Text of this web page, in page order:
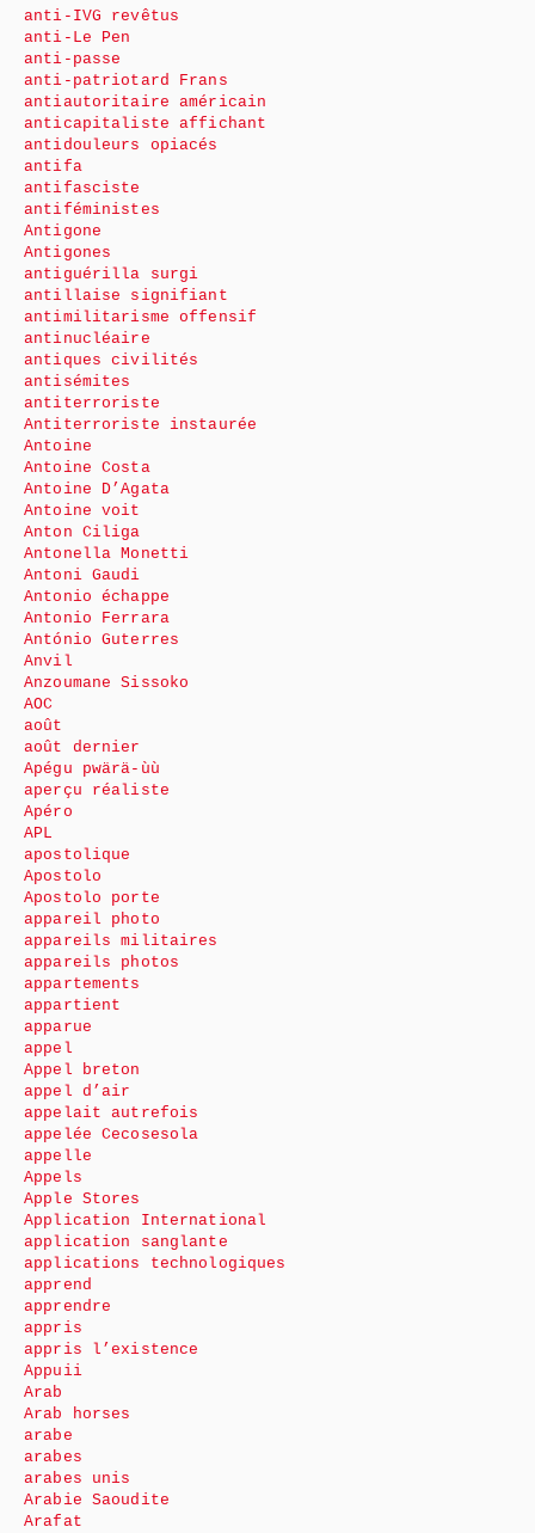
anti-IVG revêtus
anti-Le Pen
anti-passe
anti-patriotard Frans
antiautoritaire américain
anticapitaliste affichant
antidouleurs opiacés
antifa
antifasciste
antiféministes
Antigone
Antigones
antiguérilla surgi
antillaise signifiant
antimilitarisme offensif
antinucléaire
antiques civilités
antisémites
antiterroriste
Antiterroriste instaurée
Antoine
Antoine Costa
Antoine D’Agata
Antoine voit
Anton Ciliga
Antonella Monetti
Antoni Gaudi
Antonio échappe
Antonio Ferrara
António Guterres
Anvil
Anzoumane Sissoko
AOC
août
août dernier
Apégu pwärä-ùù
aperçu réaliste
Apéro
APL
apostolique
Apostolo
Apostolo porte
appareil photo
appareils militaires
appareils photos
appartements
appartient
apparue
appel
Appel breton
appel d’air
appelait autrefois
appelée Cecosesola
appelle
Appels
Apple Stores
Application International
application sanglante
applications technologiques
apprend
apprendre
appris
appris l’existence
Appuii
Arab
Arab horses
arabe
arabes
arabes unis
Arabie Saoudite
Arafat